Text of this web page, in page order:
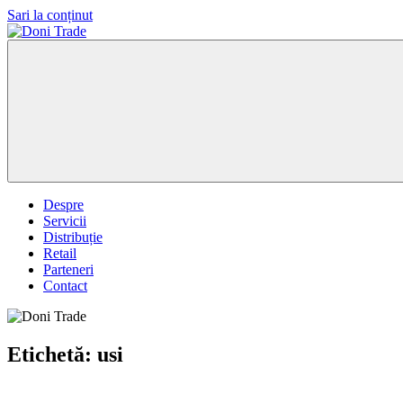
Sari la conținut
Despre
Servicii
Distribuție
Retail
Parteneri
Contact
Etichetă: usi